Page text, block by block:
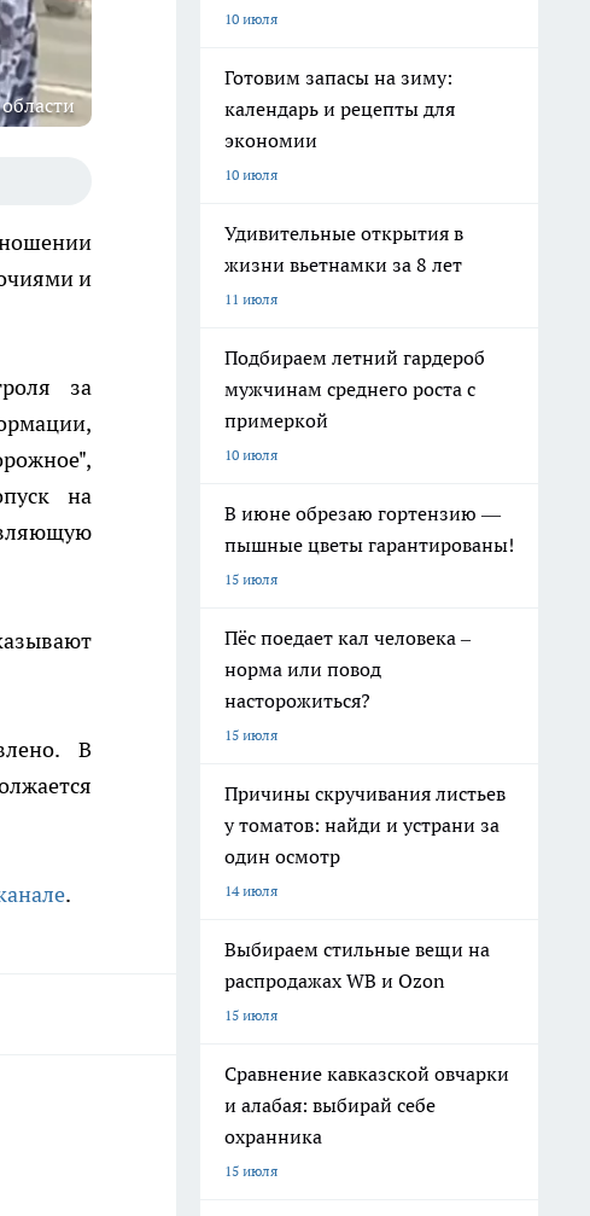
и
за
на
В
.
10 июля
Готовим запасы на зиму:
календарь и рецепты для
экономии
10 июля
Удивительные открытия в
жизни вьетнамки за 8 лет
11 июля
Подбираем летний гардероб
мужчинам среднего роста с
примеркой
10 июля
В июне обрезаю гортензию —
пышные цветы гарантированы!
15 июля
Пёс поедает кал человека –
норма или повод
насторожиться?
15 июля
Причины скручивания листьев
у томатов: найди и устрани за
один осмотр
14 июля
Выбираем стильные вещи на
распродажах WB и Ozon
15 июля
Сравнение кавказской овчарки
и алабая: выбирай себе
охранника
15 июля